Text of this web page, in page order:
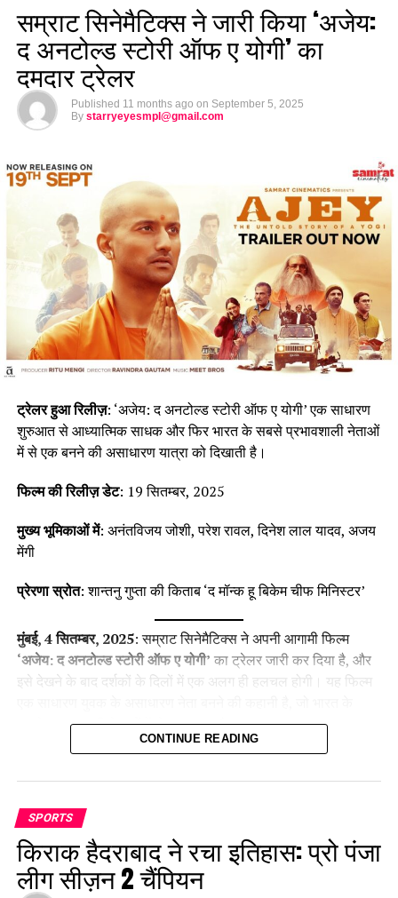
सम्राट सिनेमैटिक्स ने जारी किया ‘अजेय:
द अनटोल्ड स्टोरी ऑफ ए योगी’ का
दमदार ट्रेलर
Published 11 months ago on September 5, 2025
By starryeyesmpl@gmail.com
ट्रेलर हुआ रिलीज़: ‘अजेय: द अनटोल्ड स्टोरी ऑफ ए योगी’ एक साधारण
शुरुआत से आध्यात्मिक साधक और फिर भारत के सबसे प्रभावशाली नेताओं
में से एक बनने की असाधारण यात्रा को दिखाती है।
फिल्म की रिलीज़ डेट: 19 सितम्बर, 2025
मुख्य भूमिकाओं में: अनंतविजय जोशी, परेश रावल, दिनेश लाल यादव, अजय
मेंगी
प्रेरणा स्रोत: शान्तनु गुप्ता की किताब ‘द मॉन्क हू बिकेम चीफ मिनिस्टर’
मुंबई, 4 सितम्बर, 2025: सम्राट सिनेमैटिक्स ने अपनी आगामी फिल्म
‘अजेय: द अनटोल्ड स्टोरी ऑफ ए योगी’ का ट्रेलर जारी कर दिया है, और
इसे देखने के बाद दर्शकों के दिलों में एक अलग ही हलचल होगी। यह फिल्म
सबसे प्रभावशाली नेताओं में से एक बनता है।
Official Trailer:-
CONTINUE READING
SPORTS
किराक हैदराबाद ने रचा इतिहास: प्रो पंजा
लीग सीज़न 2 चैंपियन